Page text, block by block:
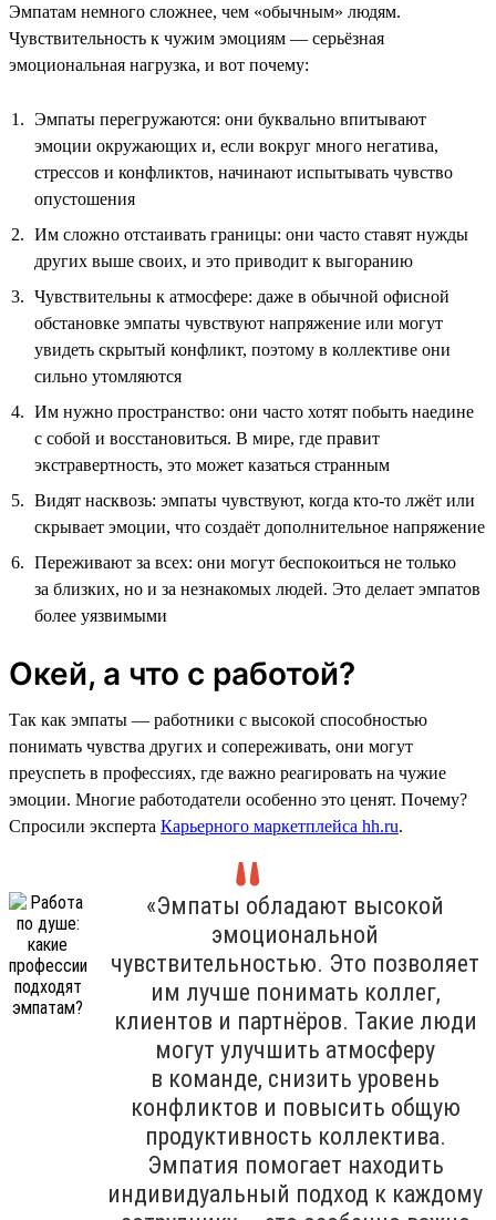
Эмпатам немного сложнее, чем «обычным» людям.
Чувствительность к чужим эмоциям — серьёзная
эмоциональная нагрузка, и вот почему:
Эмпаты перегружаются: они буквально впитывают
эмоции окружающих и, если вокруг много негатива,
стрессов и конфликтов, начинают испытывать чувство
опустошения
Им сложно отстаивать границы: они часто ставят нужды
других выше своих, и это приводит к выгоранию
Чувствительны к атмосфере: даже в обычной офисной
обстановке эмпаты чувствуют напряжение или могут
увидеть скрытый конфликт, поэтому в коллективе они
сильно утомляются
Им нужно пространство: они часто хотят побыть наедине
с собой и восстановиться. В мире, где правит
экстравертность, это может казаться странным
Видят насквозь: эмпаты чувствуют, когда кто-то лжёт или
скрывает эмоции, что создаёт дополнительное напряжение
Переживают за всех: они могут беспокоиться не только
за близких, но и за незнакомых людей. Это делает эмпатов
более уязвимыми
Окей, а что с работой?
Так как эмпаты — работники с высокой способностью
понимать чувства других и сопереживать, они могут
преуспеть в профессиях, где важно реагировать на чужие
эмоции. Многие работодатели особенно это ценят. Почему?
Спросили эксперта Карьерного маркетплейса hh.ru.
«Эмпаты обладают высокой
эмоциональной
чувствительностью. Это позволяет
им лучше понимать коллег,
клиентов и партнёров. Такие люди
могут улучшить атмосферу
в команде, снизить уровень
конфликтов и повысить общую
продуктивность коллектива.
Эмпатия помогает находить
индивидуальный подход к каждому